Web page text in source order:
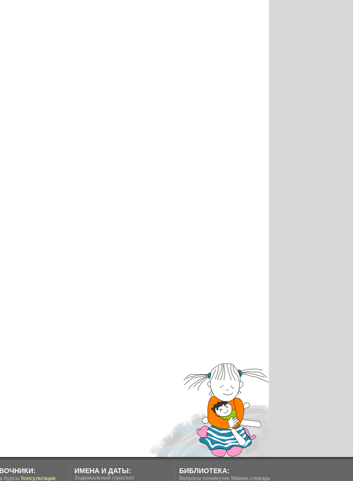
Курсы Консультации
ИМЕНА И ДАТЫ:
Зодиакальный гороскоп
БИБЛИОТЕКА:
Вопросы почемучек Мамин словарь